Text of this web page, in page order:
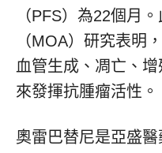
（PFS）為22個月
（MOA）研究表明
血管生成、凋亡、
來發揮抗腫瘤活性。
奧雷巴替尼是亞盛